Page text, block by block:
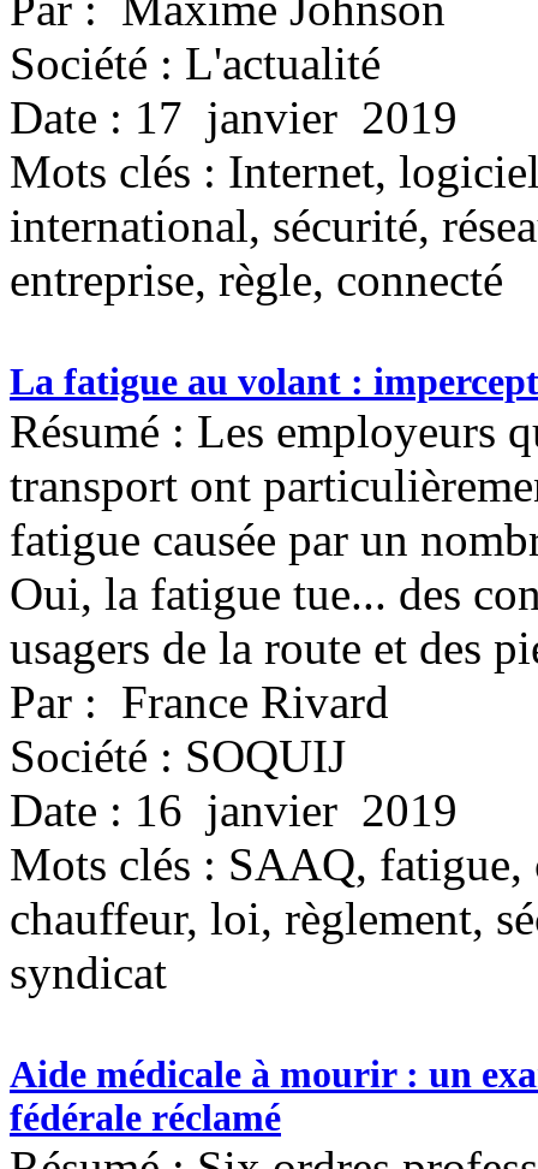
Société : L'actualité
Date : 17 janvier 2019
Mots clés : Internet,
international, sécurité,
entreprise, règle, connecté
La fatigue au volant :
Résumé : Les employeurs
transport ont
fatigue causée par un
Oui, la fatigue tue... des
usagers de la route et des
Par : France Rivard
Société : SOQUIJ
Date : 16 janvier 2019
Mots clés : SAAQ, fatigue,
chauffeur, loi, règlement,
syndicat
Aide médicale à mourir : un
fédérale réclamé